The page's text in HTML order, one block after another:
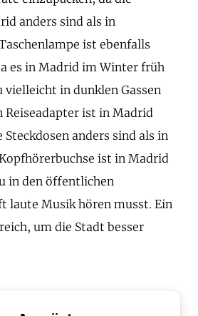
anders sind als in
ist ebenfalls
es in Madrid im Winter früh
vielleicht in dunklen Gassen
Reiseadapter ist in Madrid
anders sind als in
ist in Madrid
in den öffentlichen
laute Musik hören musst. Ein
um die Stadt besser